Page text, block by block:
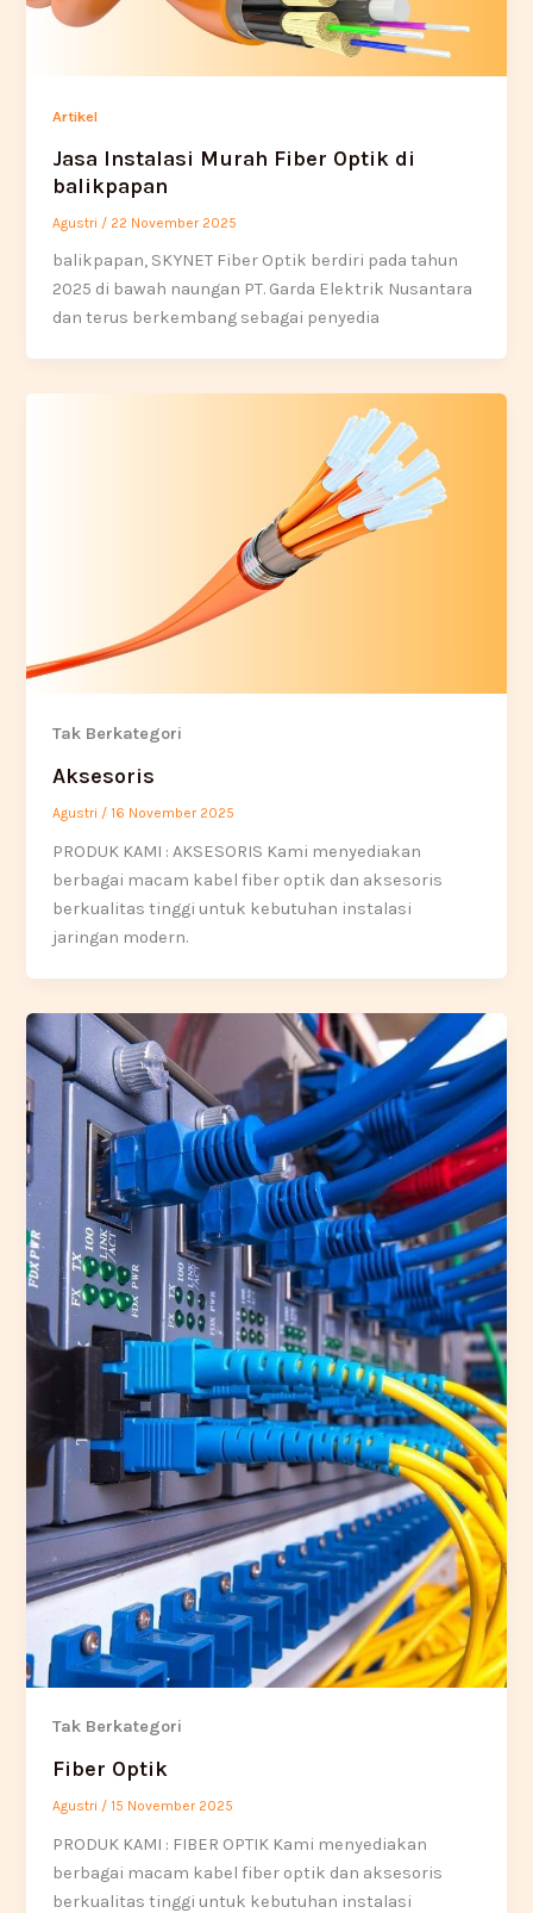
Artikel
Jasa Instalasi Murah Fiber Optik di
balikpapan
Agustri / 22 November 2025
balikpapan, SKYNET Fiber Optik berdiri pada tahun
2025 di bawah naungan PT. Garda Elektrik Nusantara
dan terus berkembang sebagai penyedia
Tak Berkategori
Aksesoris
Agustri /16 November 2025
PRODUK KAMI : AKSESORIS Kami menyediakan
berbagai macam kabel fiber optik dan aksesoris
berkualitas tinggi untuk kebutuhan instalasi
jaringan modern.
Tak Berkategori
Fiber Optik
Agustri /15 November 2025
PRODUK KAMI : FIBER OPTIK Kami menyediakan
berbagai macam kabel fiber optik dan aksesoris
berkualitas tinggi untuk kebutuhan instalasi